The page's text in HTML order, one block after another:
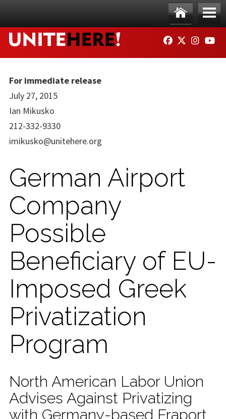
Ho
me
Me
nu
FACEBOOK
TWITTER
For immediate release
July 27, 2015
Ian Mikusko
212-332-9330
imikusko@unitehere.org
German Airport
Company
Possible
Beneficiary of EU-
Imposed Greek
Privatization
Program
North American Labor Union
Advises Against Privatizing
with Germany-based Fraport